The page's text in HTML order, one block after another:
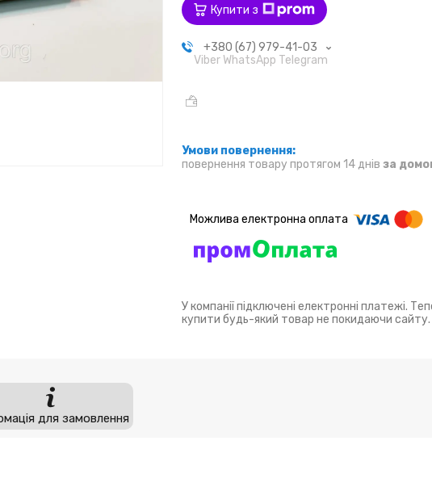
Купити з
+380 (67) 979-41-03
Viber WhatsApp Telegram
повернення товару протягом 14 днів за
У компанії підключені електронні платежі.
купити будь-який товар не покидаючи сайту.
для замовлення